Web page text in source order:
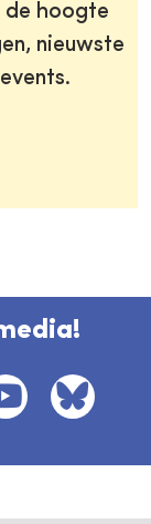
de hoogte
nieuwste